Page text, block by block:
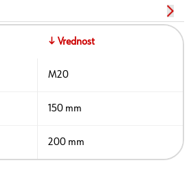
↓ Vrednost
M20
150 mm
200 mm